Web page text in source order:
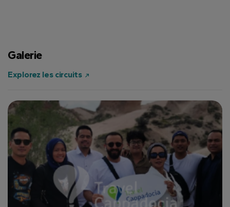
Galerie
Explorez les circuits